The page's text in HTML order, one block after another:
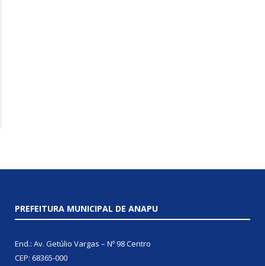
PREFEITURA MUNICIPAL DE ANAPU
End.: Av. Getúlio Vargas – Nº 98 Centro
CEP: 68365-000